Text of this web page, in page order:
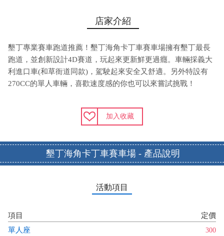
店家介紹
墾丁專業賽車跑道推薦！墾丁海角卡丁車賽車場擁有墾丁最長
跑道，並創新設計4D賽道，玩起來更新鮮更過癮。車輛採義大
利進口車(和草衙道同款)，駕駛起來安全又舒適。另外特設有
270CC的單人車輛，喜歡速度感的你也可以來嘗試挑戰！
加入收藏
墾丁海角卡丁車賽車場 - 產品說明
活動項目
項目
定價
單人座
300